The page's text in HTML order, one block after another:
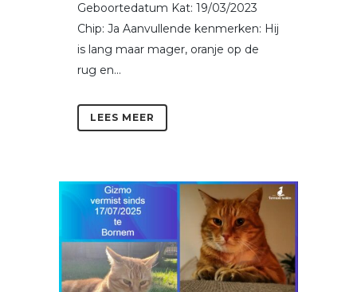
Geboortedatum Kat: 19/03/2023
Chip: Ja Aanvullende kenmerken: Hij
is lang maar mager, oranje op de
rug en...
LEES MEER